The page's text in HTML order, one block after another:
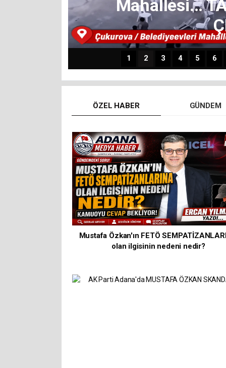
Kozan'dan
kişi
1 2 3 4 5 6
ÖZEL HABER GÜNDEM
Mustafa Özkan'ın FETÖ
olan ilgisinin nedeni nedir?